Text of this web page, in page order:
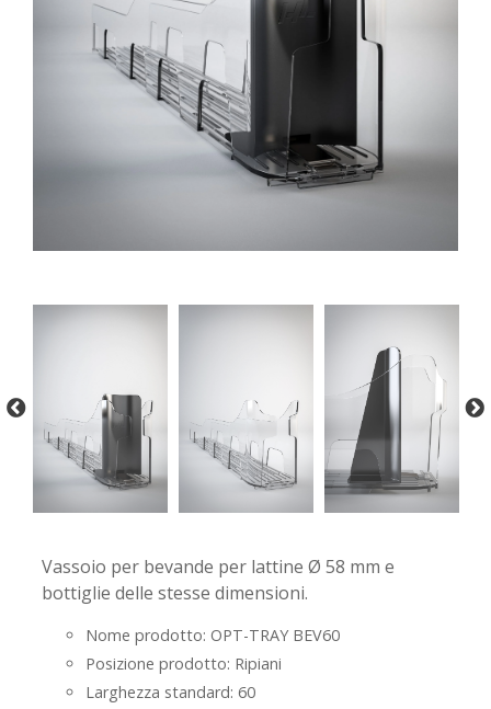
- -
Vassoio per bevande per lattine Ø 58 mm e
bottiglie delle stesse dimensioni.
Nome prodotto: OPT-TRAY BEV60
Posizione prodotto: Ripiani
Larghezza standard: 60